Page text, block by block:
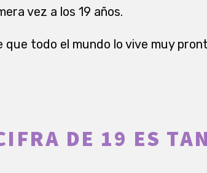
vez a los 19 años.
que todo el mundo lo vive muy
DE 19 ES TAN